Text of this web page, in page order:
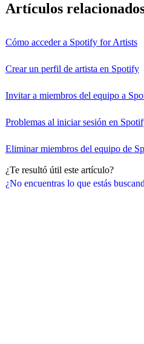
¿No encuentras lo que estás
Artículos
Cómo acceder a Spotify for Artists
Crear un perfil de artista en Spotify
Invitar a miembros del equipo a
Problemas al iniciar sesión en
Eliminar miembros del equipo de
¿Te resultó útil este artículo?